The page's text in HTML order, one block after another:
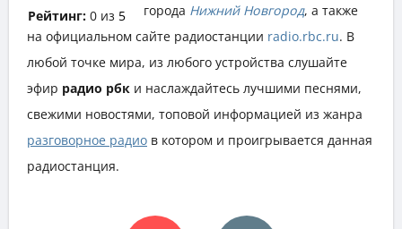
Рейтинг: 0из 5
города Нижний Новгород, а также
на официальном сайте радиостанции radio.rbc.ru. В
любой точке мира, из любого устройства слушайте
эфир радио рбк и наслаждайтесь лучшими песнями,
свежими новостями, топовой информацией из жанра
разговорное радио в котором и проигрывается данная
радиостанция.